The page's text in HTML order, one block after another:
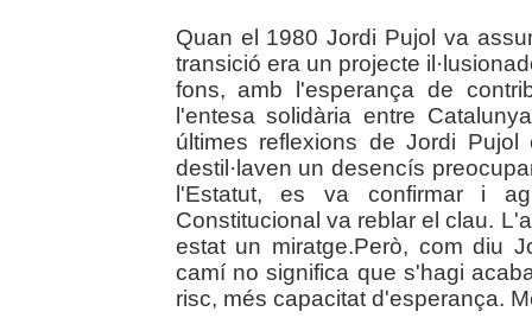
Quan el 1980 Jordi Pujol va
transició era un projecte
fons, amb l'esperança de
l'entesa solidària entre
últimes reflexions de Jordi
destil·laven un desencís
l'Estatut, es va confirmar i
Constitucional va reblar el clau.
estat un miratge.Però, com diu
camí no significa que s'hagi
risc, més capacitat d'esperança.